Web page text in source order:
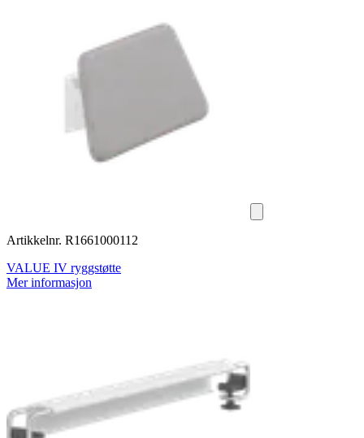
Artikkelnr. R1661000112
VALUE IV ryggstøtte
Mer informasjon